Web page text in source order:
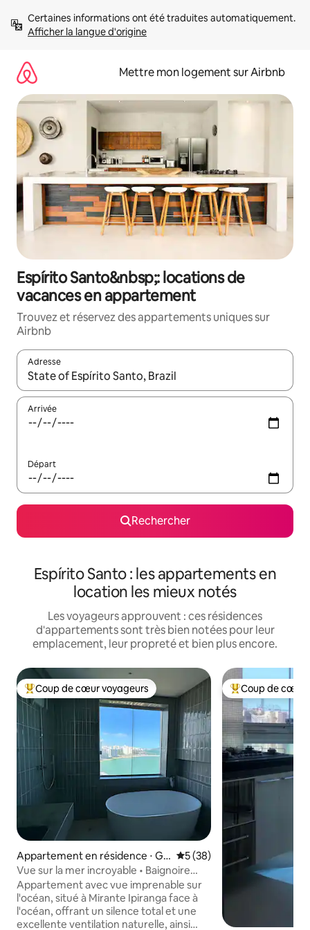
directement
Afficher la langue d'origine
Mettre mon logement sur Airbnb
Espírito Santo&nbsp;: locations de
vacances en appartement
Trouvez et réservez des appartements uniques sur
Airbnb
Adresse
Lorsque les résultats s'affichent, utilisez les flèches vers le
Arrivée
Départ
Rechercher
Espírito Santo : les appartements en
location les mieux notés
Les voyageurs approuvent : ces résidences
d'appartements sont très bien notées pour leur
emplacement, leur propreté et bien plus encore.
Coups de cœur voyageurs les plus appréciés
Coup de cœur voyageurs
Appartement en résidence ⋅ Gu
arapari
Évaluation moyenne sur la
5 (38)
Vue sur la mer incroyable • Baignoire
avec vue • Climatisation + lave-linge
Appartement avec vue imprenable sur
l'océan, situé à Mirante Ipiranga face à
l'océan, offrant un silence total et une
excellente ventilation naturelle, ainsi
Coups de cœur
Coup de cœur